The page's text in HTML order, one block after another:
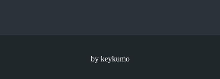
by keykumo